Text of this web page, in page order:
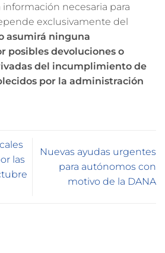
necesaria para
exclusivamente del
asumirá ninguna
posibles devoluciones o
del incumplimiento de
por la administración
las
Nuevas ayudas urgentes
para autónomos con
motivo de la DANA